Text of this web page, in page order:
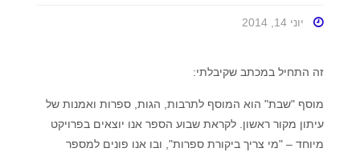
יוני 14, 2014
זה התחיל במכתב שקיבלתי:
מוסף "שבת" הוא המוסף לתרבות, הגות, ספרות ואמנות של
עיתון מקור ראשון. לקראת שבוע הספר אנו יוצאים בפרויקט
מיוחד – "מי צריך ביקורת ספרות", ובו אנו פונים למספר